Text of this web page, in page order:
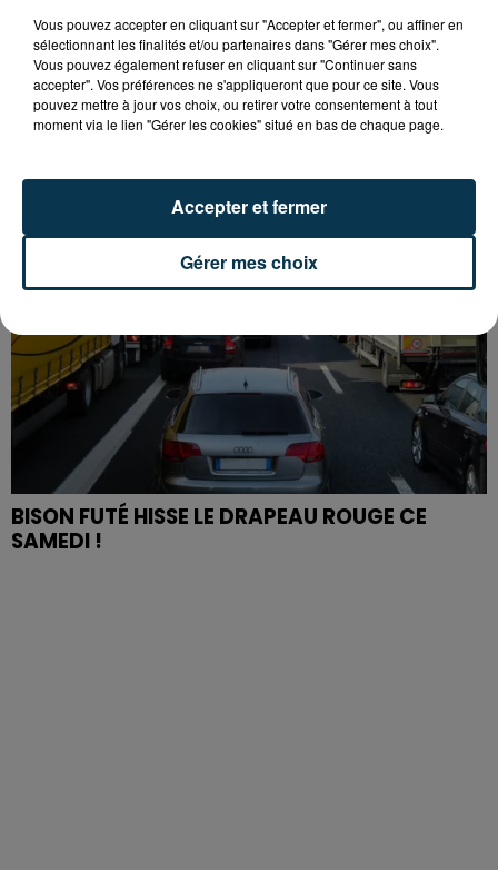
L’ASSE RÉDUIT FACE À SOCHAUX, UNE
PREMIÈRE VICTOIRE POUR NOS VERTS ?
BISON FUTÉ HISSE LE DRAPEAU ROUGE CE
SAMEDI !
Vous pouvez accepter en cliquant sur "Accepter et fermer", ou affiner en
sélectionnant les finalités et/ou partenaires dans "Gérer mes choix".
Vous pouvez également refuser en cliquant sur "Continuer sans
accepter". Vos préférences ne s'appliqueront que pour ce site. Vous
pouvez mettre à jour vos choix, ou retirer votre consentement à tout
moment via le lien "Gérer les cookies" situé en bas de chaque page.
Gérer mes choix
Accepter et fermer